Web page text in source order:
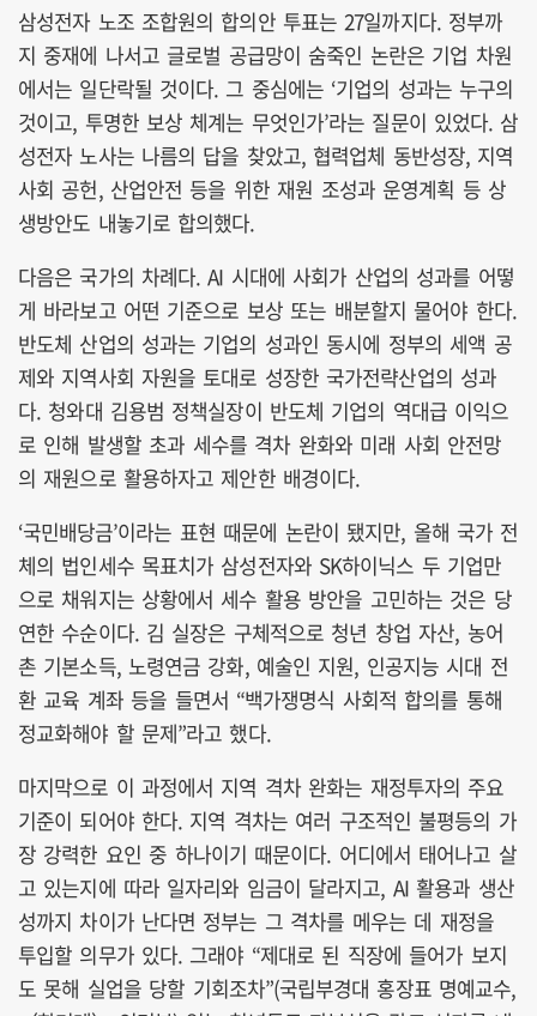
삼성전자 노조 조합원의 합의안 투표는 27일까지다. 정부까
지 중재에 나서고 글로벌 공급망이 숨죽인 논란은 기업 차원
에서는 일단락될 것이다. 그 중심에는 ‘기업의 성과는 누구의
것이고, 투명한 보상 체계는 무엇인가’라는 질문이 있었다. 삼
성전자 노사는 나름의 답을 찾았고, 협력업체 동반성장, 지역
사회 공헌, 산업안전 등을 위한 재원 조성과 운영계획 등 상
생방안도 내놓기로 합의했다.
다음은 국가의 차례다. AI 시대에 사회가 산업의 성과를 어떻
게 바라보고 어떤 기준으로 보상 또는 배분할지 물어야 한다.
반도체 산업의 성과는 기업의 성과인 동시에 정부의 세액 공
제와 지역사회 자원을 토대로 성장한 국가전략산업의 성과
다. 청와대 김용범 정책실장이 반도체 기업의 역대급 이익으
로 인해 발생할 초과 세수를 격차 완화와 미래 사회 안전망
의 재원으로 활용하자고 제안한 배경이다.
‘국민배당금’이라는 표현 때문에 논란이 됐지만, 올해 국가 전
체의 법인세수 목표치가 삼성전자와 SK하이닉스 두 기업만
으로 채워지는 상황에서 세수 활용 방안을 고민하는 것은 당
연한 수순이다. 김 실장은 구체적으로 청년 창업 자산, 농어
촌 기본소득, 노령연금 강화, 예술인 지원, 인공지능 시대 전
환 교육 계좌 등을 들면서 “백가쟁명식 사회적 합의를 통해
정교화해야 할 문제”라고 했다.
마지막으로 이 과정에서 지역 격차 완화는 재정투자의 주요
기준이 되어야 한다. 지역 격차는 여러 구조적인 불평등의 가
장 강력한 요인 중 하나이기 때문이다. 어디에서 태어나고 살
고 있는지에 따라 일자리와 임금이 달라지고, AI 활용과 생산
성까지 차이가 난다면 정부는 그 격차를 메우는 데 재정을
투입할 의무가 있다. 그래야 “제대로 된 직장에 들어가 보지
도 못해 실업을 당할 기회조차”(국립부경대 홍장표 명예교수,